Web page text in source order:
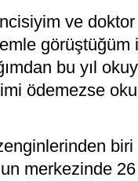
ve
bu yıl
ödemezse
merkezinde